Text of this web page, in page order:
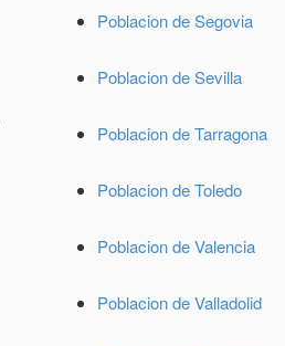
Poblacion de Segovia
Poblacion de Sevilla
Poblacion de Tarragona
Poblacion de Toledo
Poblacion de Valencia
Poblacion de Valladolid